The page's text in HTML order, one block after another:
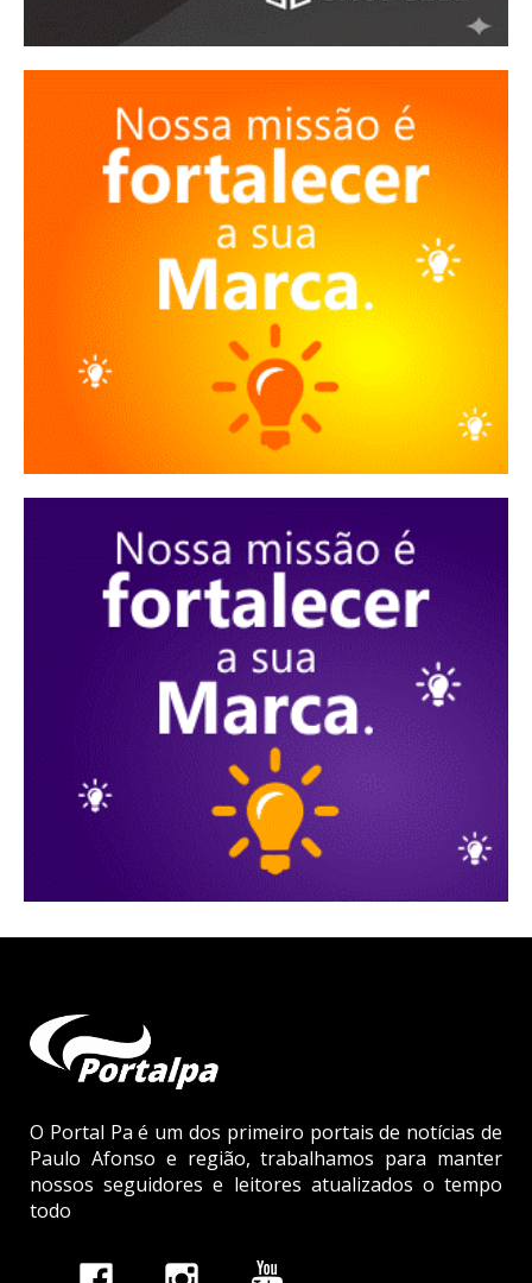
O Portal Pa é um dos primeiro portais de notícias de
Paulo Afonso e região, trabalhamos para manter
nossos seguidores e leitores atualizados o tempo
todo